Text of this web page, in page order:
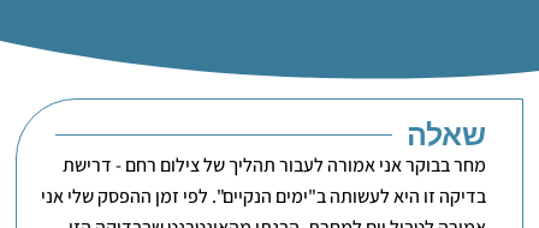
שאלה
מחר בבוקר אני אמורה לעבור תהליך של צילום רחם - דרישת
בדיקה זו היא לעשותה ב"ימים הנקיים". לפי זמן ההפסק שלי אני